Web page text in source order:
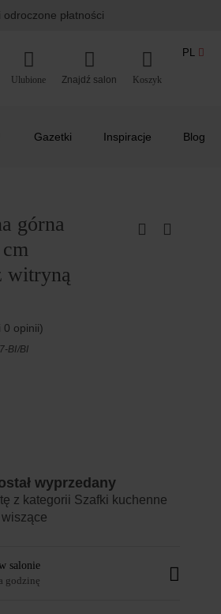
odroczone płatności
Ulubione Koszyk
PL
Gazetki Inspiracje Blog
górna
witryną
0 opinii)
BI/BI
wyprzedany
z kategorii Szafki kuchenne
wiszące
salonie
godzinę